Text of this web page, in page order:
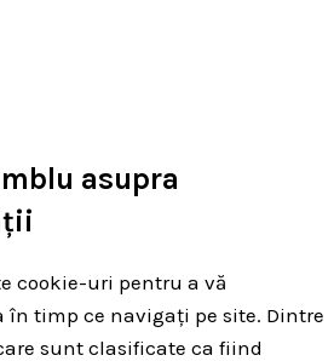
asupra
cookie-uri pentru a vă
timp ce navigați pe site. Dintre
sunt clasificate ca fiind